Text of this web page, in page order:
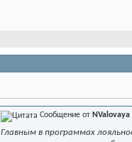
Сообщение от NValovaya
Главным в программах